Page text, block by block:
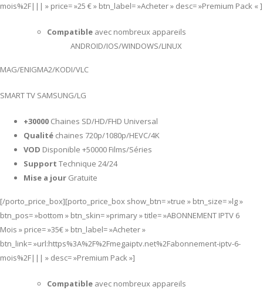
mois%2F||| » price= »25 € » btn_label= »Acheter » desc= »Premium Pack « ]
Compatible avec nombreux appareils
ANDROID/IOS/WINDOWS/LINUX
MAG/ENIGMA2/KODI/VLC
SMART TV SAMSUNG/LG
+30000 Chaines SD/HD/FHD Universal
Qualité chaines 720p/1080p/HEVC/4K
VOD Disponible +50000 Films/Séries
Support Technique 24/24
Mise a jour Gratuite
[/porto_price_box][porto_price_box show_btn= »true » btn_size= »lg »
btn_pos= »bottom » btn_skin= »primary » title= »ABONNEMENT IPTV 6
Mois » price= »35€ » btn_label= »Acheter »
btn_link= »url:https%3A%2F%2Fmegaiptv.net%2Fabonnement-iptv-6-
mois%2F||| » desc= »Premium Pack »]
Compatible avec nombreux appareils